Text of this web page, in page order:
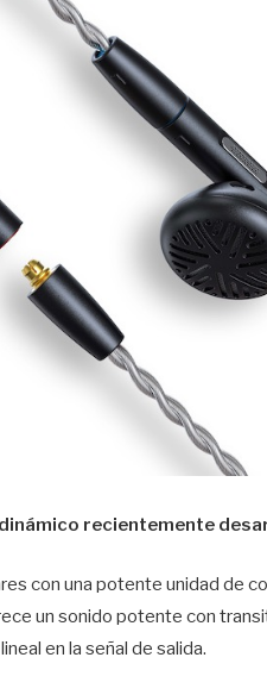
recientemente
con una potente unidad de
un sonido potente con
en la señal de salida.